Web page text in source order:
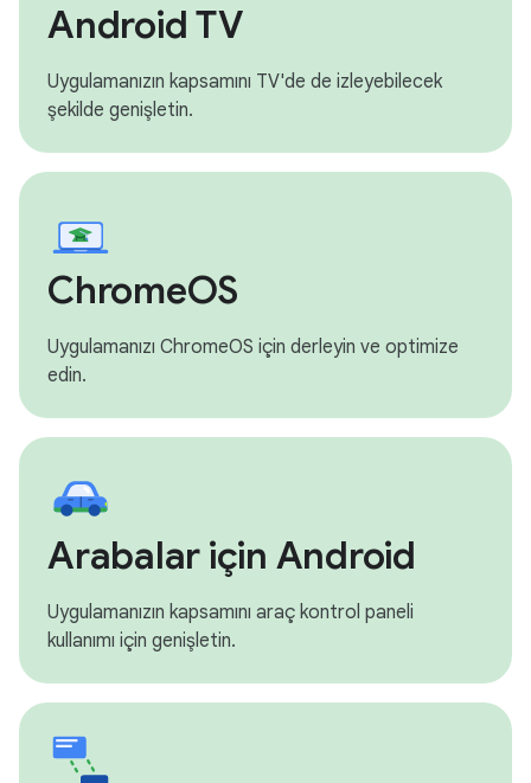
Android TV
Uygulamanızın kapsamını TV'de de izleyebilecek
şekilde genişletin.
ChromeOS
Uygulamanızı ChromeOS için derleyin ve optimize
edin.
Arabalar için Android
Uygulamanızın kapsamını araç kontrol paneli
kullanımı için genişletin.